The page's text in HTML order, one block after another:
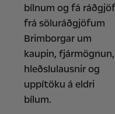
bílnum og fá ráðgjöf
frá söluráðgjöfum
Brimborgar um
kaupin, fjármögnun,
hleðslulausnir og
uppítöku á eldri
bílum.